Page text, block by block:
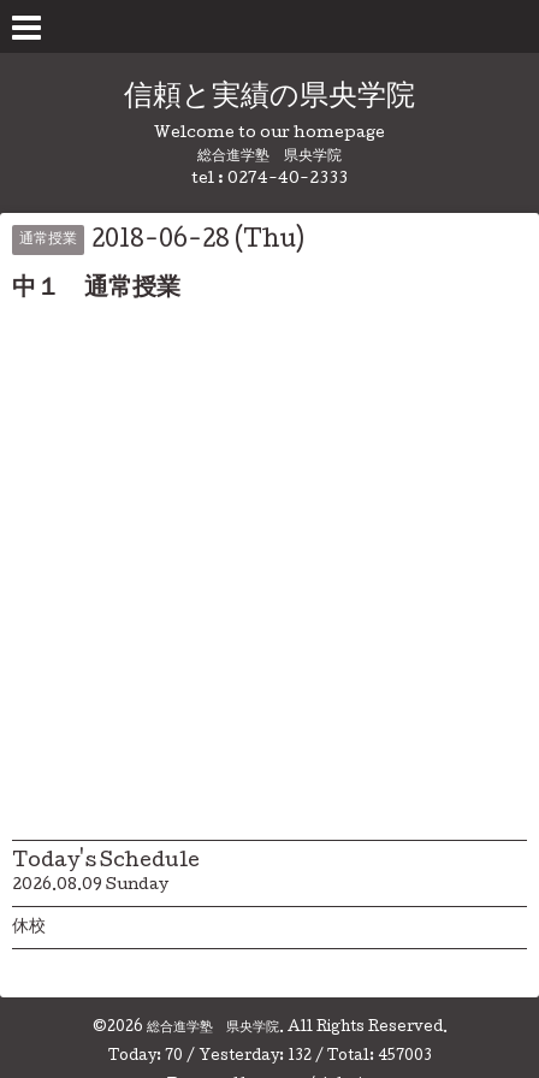
信頼と実績の県央学院
Welcome to our homepage
総合進学塾 県央学院
tel : 0274-40-2333
通常授業 2018-06-28 (Thu)
中１ 通常授業
Today's Schedule
2026.08.09 Sunday
休校
©2026 総合進学塾 県央学院. All Rights Reserved.
Today: 70 / Yesterday: 132/ Total: 457003